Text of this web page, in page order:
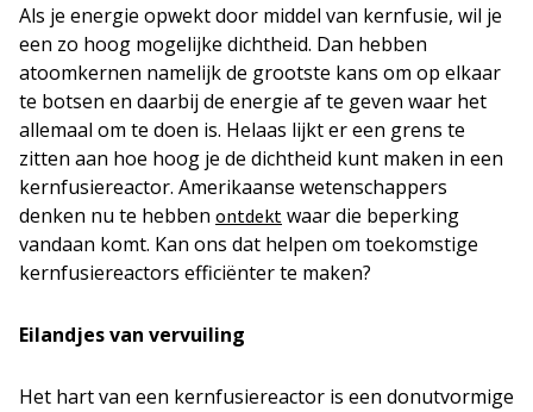
Als je energie opwekt door middel van kernfusie, wil je
een zo hoog mogelijke dichtheid. Dan hebben
atoomkernen namelijk de grootste kans om op elkaar
te botsen en daarbij de energie af te geven waar het
allemaal om te doen is. Helaas lijkt er een grens te
zitten aan hoe hoog je de dichtheid kunt maken in een
kernfusiereactor. Amerikaanse wetenschappers
denken nu te hebben ontdekt waar die beperking
vandaan komt. Kan ons dat helpen om toekomstige
kernfusiereactors efficiënter te maken?
Eilandjes van vervuiling
Het hart van een kernfusiereactor is een donutvormige